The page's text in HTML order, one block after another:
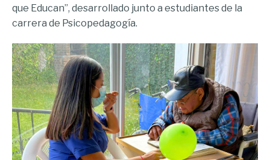
que Educan”, desarrollado junto a estudiantes de la
carrera de Psicopedagogía.